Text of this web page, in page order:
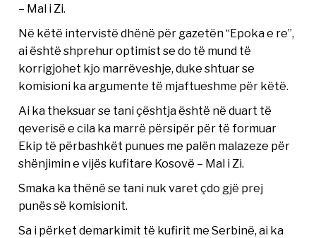
– Mal i Zi.
Në këtë intervistë dhënë për gazetën “Epoka e re”,
ai është shprehur optimist se do të mund të
korrigjohet kjo marrëveshje, duke shtuar se
komisioni ka argumente të mjaftueshme për këtë.
Ai ka theksuar se tani çështja është në duart të
qeverisë e cila ka marrë përsipër për të formuar
Ekip të përbashkët punues me palën malazeze për
shënjimin e vijës kufitare Kosovë – Mal i Zi.
Smaka ka thënë se tani nuk varet çdo gjë prej
punës së komisionit.
Sa i përket demarkimit të kufirit me Serbinë, ai ka